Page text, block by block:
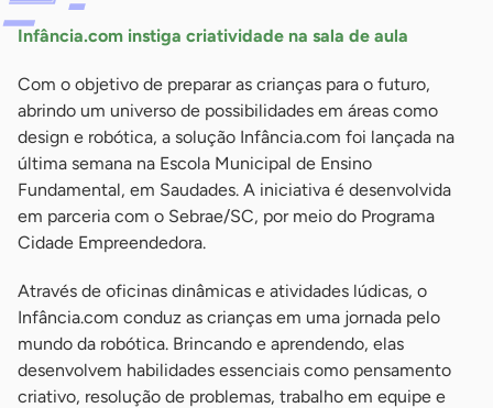
Infância.com instiga criatividade na sala de aula
Com o objetivo de preparar as crianças para o futuro,
abrindo um universo de possibilidades em áreas como
design e robótica, a solução Infância.com foi lançada na
última semana na Escola Municipal de Ensino
Fundamental, em Saudades. A iniciativa é desenvolvida
em parceria com o Sebrae/SC, por meio do Programa
Cidade Empreendedora.
Através de oficinas dinâmicas e atividades lúdicas, o
Infância.com conduz as crianças em uma jornada pelo
mundo da robótica. Brincando e aprendendo, elas
desenvolvem habilidades essenciais como pensamento
criativo, resolução de problemas, trabalho em equipe e